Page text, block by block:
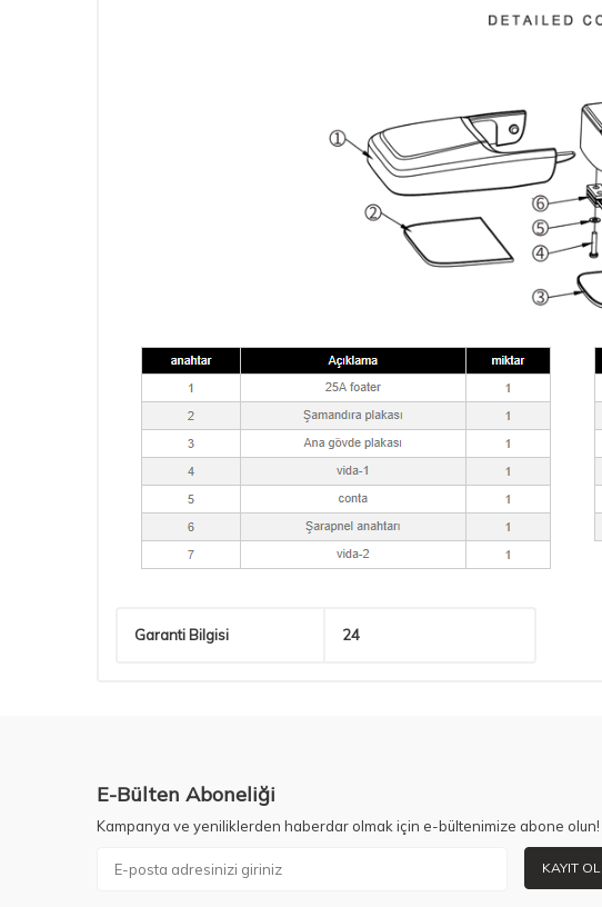
Garanti Bilgisi 24
E-Bülten Aboneliği
Kampanya ve yeniliklerden haberdar olmak için e-bültenimize abone olun!
KAYIT OL